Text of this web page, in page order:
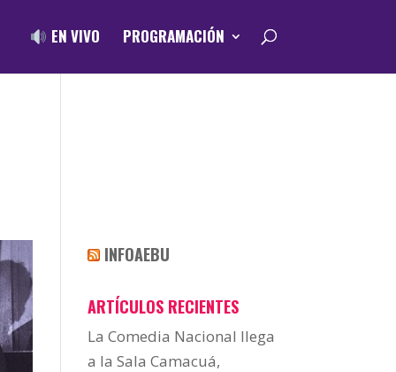
EN VIVO PROGRAMACIÓN
INFOAEBU
ARTÍCULOS RECIENTES
La Comedia Nacional llega
a la Sala Camacuá,